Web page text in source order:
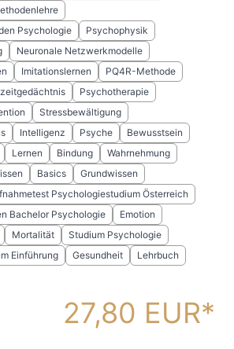
Psychologie
Psychophysik
Neuronale Netzwerkmodelle
Imitationslernen
PQ4R-Methode
Psychotherapie
Stressbewältigung
Intelligenz Psyche
Bewusstsein
Lernen Bindung
Wahrnehmung
Basics
Grundwissen
Psychologiestudium Österreich
Bachelor Psychologie
Emotion
Mortalität
Studium Psychologie
Einführung
Gesundheit Lehrbuch
27,80 EUR